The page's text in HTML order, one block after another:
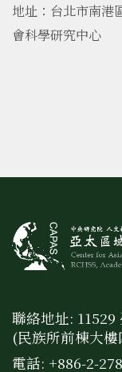
地址：台北市南港
會科學研究中心
聯絡地址: 11529
(民族所前棟大
電話: +886-2-